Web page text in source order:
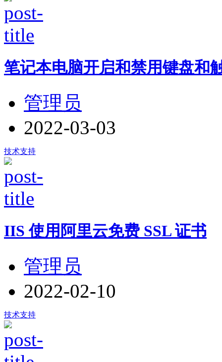
笔记本电脑开启和禁用键盘和
管理员
2022-03-03
技术支持
IIS 使用阿里云免费 SSL 证书
管理员
2022-02-10
技术支持